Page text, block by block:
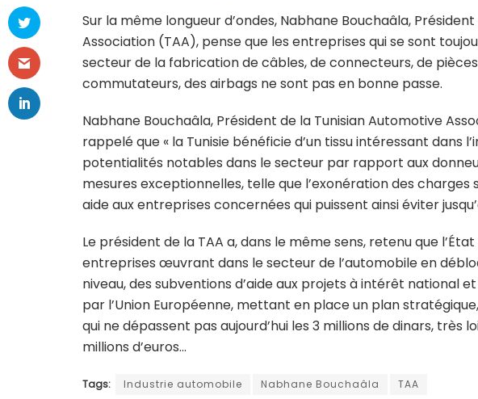
Sur la même longueur d’ondes, Nabhane Bouchaâla,
Association (TAA), pense que les entreprises qui se sont
secteur de la fabrication de câbles, de connecteurs, de
commutateurs, des airbags ne sont pas en bonne passe.
Nabhane Bouchaâla, Président de la Tunisian Automotive
rappelé que « la Tunisie bénéficie d’un tissu intéressant dans
potentialités notables dans le secteur par rapport aux
mesures exceptionnelles, telle que l’exonération des charges
aide aux entreprises concernées qui puissent ainsi éviter
Le président de la TAA a, dans le même sens, retenu que
entreprises œuvrant dans le secteur de l’automobile en
niveau, des subventions d’aide aux projets à intérêt national
par l’Union Européenne, mettant en place un plan
qui ne dépassent pas aujourd’hui les 3 millions de dinars, très
millions d’euros…
Tags: Industrie automobile Nabhane Bouchaâla TAA